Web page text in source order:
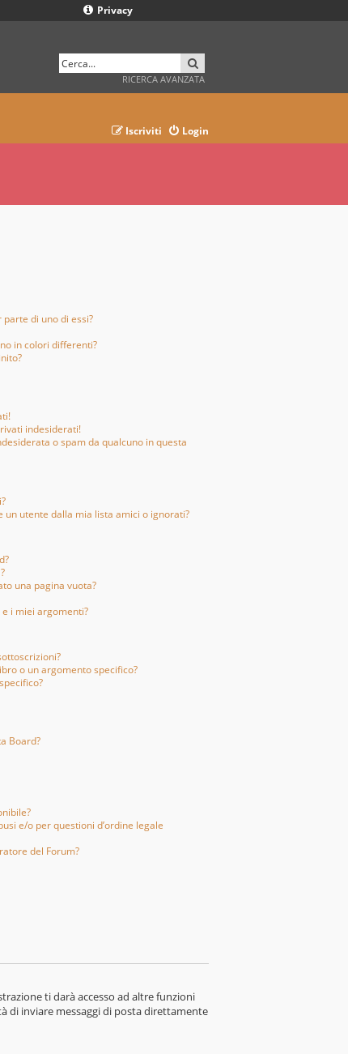
Privacy
RICERCA AVANZATA
Login
Iscriviti
di uno di essi?
in colori differenti?
indesiderati!
o spam da qualcuno in questa
utente dalla mia lista amici o ignorati?
una pagina vuota?
i miei argomenti?
o un argomento specifico?
Board?
e/o per questioni d’ordine legale
del Forum?
ti darà accesso ad altre funzioni
di inviare messaggi di posta direttamente